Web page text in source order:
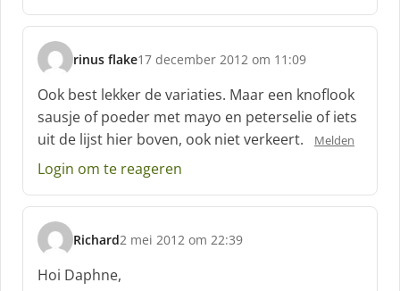
:
rinus flake
s
c
h
r
e
e
:
17 december 2012 om 11:09
Ook best lekker de variaties. Maar een knoflook
sausje of poeder met mayo en peterselie of iets
uit de lijst hier boven, ook niet verkeert.
Melden
Login om te reageren
Richard
s
c
h
2 mei 2012 om 22:39
Hoi Daphne,